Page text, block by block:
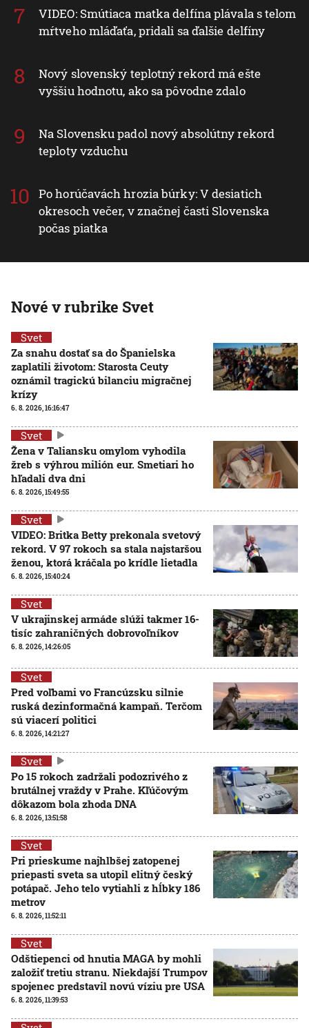
VIDEO: Smútiaca matka delfína plávala s telom
mŕtveho mláďaťa, pridali sa ďalšie delfíny
Nový slovenský teplotný rekord má ešte
vyššiu hodnotu, ako sa pôvodne zdalo
Na Slovensku padol nový absolútny rekord
teploty vzduchu
Po horúčavách hrozia búrky: V desiatich
okresoch večer, v značnej časti Slovenska
počas piatka
Nové v rubrike Svet
Svet
Za snahu dostať sa do Španielska
zaplatili životom: Starosta Ceuty
oznámil tragickú bilanciu migračnej
krízy
6. 8. 2026, 16:16:47
Svet
Žena v Taliansku omylom vyhodila
žreb s výhrou milión eur. Smetiari ho
hľadali dva dni
6. 8. 2026, 15:49:55
Svet
VIDEO: Britka Betty prekonala svetový
rekord. V 97 rokoch sa stala najstaršou
ženou, ktorá kráčala po krídle lietadla
6. 8. 2026, 15:40:24
Svet
V ukrajinskej armáde slúži takmer 16-
tisíc zahraničných dobrovoľníkov
6. 8. 2026, 14:26:05
Svet
Pred voľbami vo Francúzsku silnie
ruská dezinformačná kampaň. Terčom
sú viacerí politici
6. 8. 2026, 14:21:27
Svet
Po 15 rokoch zadržali podozrivého z
brutálnej vraždy v Prahe. Kľúčovým
dôkazom bola zhoda DNA
6. 8. 2026, 13:51:58
Svet
Pri prieskume najhlbšej zatopenej
priepasti sveta sa utopil elitný český
potápač. Jeho telo vytiahli z hĺbky 186
metrov
6. 8. 2026, 11:52:11
Svet
Odštiepenci od hnutia MAGA by mohli
založiť tretiu stranu. Niekdajší Trumpov
spojenec predstavil novú víziu pre USA
6. 8. 2026, 11:39:53